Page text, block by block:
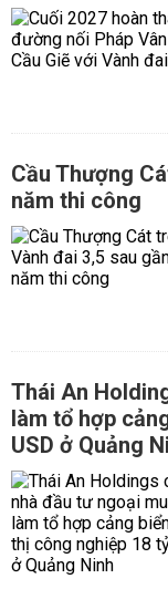
Cầu Thượng
năm thi công
Thái An
làm tổ hợp
USD ở Quảng